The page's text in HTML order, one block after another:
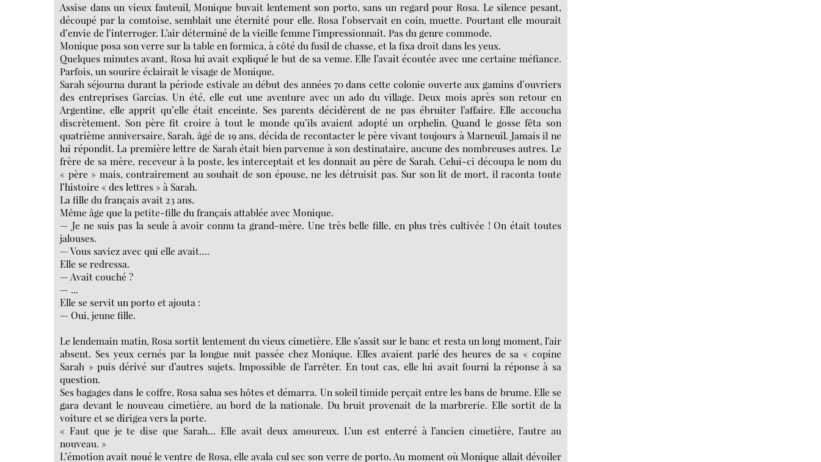
Assise dans un vieux fauteuil, Monique buvait lentement son porto, sans un regard pour Rosa. Le silence pesant,
découpé par la comtoise, semblait une éternité pour elle. Rosa l’observait en coin, muette. Pourtant elle mourait
d’envie de l’interroger. L’air déterminé de la vieille femme l’impressionnait. Pas du genre commode.
Monique posa son verre sur la table en formica, à côté du fusil de chasse, et la fixa droit dans les yeux.
Quelques minutes avant, Rosa lui avait expliqué le but de sa venue. Elle l’avait écoutée avec une certaine méfiance.
Parfois, un sourire éclairait le visage de Monique.
Sarah séjourna durant la période estivale au début des années 70 dans cette colonie ouverte aux gamins d’ouvriers
des entreprises Garcias. Un été, elle eut une aventure avec un ado du village. Deux mois après son retour en
Argentine, elle apprit qu’elle était enceinte. Ses parents décidèrent de ne pas ébruiter l’affaire. Elle accoucha
discrètement. Son père fit croire à tout le monde qu’ils avaient adopté un orphelin. Quand le gosse fêta son
quatrième anniversaire, Sarah, âgé de 19 ans, décida de recontacter le père vivant toujours à Marneuil. Jamais il ne
lui répondit. La première lettre de Sarah était bien parvenue à son destinataire, aucune des nombreuses autres. Le
frère de sa mère, receveur à la poste, les interceptait et les donnait au père de Sarah. Celui-ci découpa le nom du
« père » mais, contrairement au souhait de son épouse, ne les détruisit pas. Sur son lit de mort, il raconta toute
l’histoire « des lettres » à Sarah.
La fille du français avait 23 ans.
Même âge que la petite-fille du français attablée avec Monique.
— Je ne suis pas la seule à avoir connu ta grand-mère. Une très belle fille, en plus très cultivée ! On était toutes
jalouses.
— Vous saviez avec qui elle avait….
Elle se redressa.
— Avait couché ?
— ...
Elle se servit un porto et ajouta :
— Oui, jeune fille.
Le lendemain matin, Rosa sortit lentement du vieux cimetière. Elle s’assit sur le banc et resta un long moment, l’air
absent. Ses yeux cernés par la longue nuit passée chez Monique. Elles avaient parlé des heures de sa « copine
Sarah » puis dérivé sur d’autres sujets. Impossible de l’arrêter. En tout cas, elle lui avait fourni la réponse à sa
question.
Ses bagages dans le coffre, Rosa salua ses hôtes et démarra. Un soleil timide perçait entre les bans de brume. Elle se
gara devant le nouveau cimetière, au bord de la nationale. Du bruit provenait de la marbrerie. Elle sortit de la
voiture et se dirigea vers la porte.
« Faut que je te dise que Sarah… Elle avait deux amoureux. L’un est enterré à l’ancien cimetière, l’autre au
nouveau. »
L’émotion avait noué le ventre de Rosa, elle avala cul sec son verre de porto. Au moment où Monique allait dévoiler